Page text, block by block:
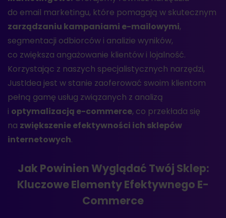
do email marketingu, które pomagają w skutecznym
zarządzaniu kampaniami e-mailowymi,
segmentacji odbiorców i analizie wyników,
co zwiększa angażowanie klientów i lojalność.
Korzystając z naszych specjalistycznych narzędzi,
JustIdea jest w stanie zaoferować swoim klientom
pełną gamę usług związanych z analizą
i optymalizacją e-commerce, co przekłada się
na zwiększenie efektywności ich sklepów
internetowych.
Jak Powinien Wyglądać Twój Sklep:
Kluczowe Elementy Efektywnego E-
Commerce